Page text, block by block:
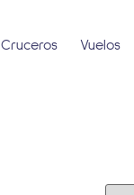
Cruceros Vuelos